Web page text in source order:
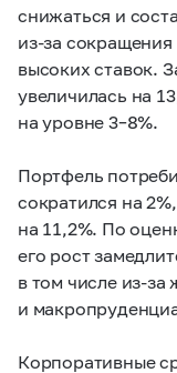
снижаться и
из-за
высоких ставок.
увеличилась на
на уровне3–8%.
Портфель
сократился на
на 11,2%. По
его рост
в том числе из-
и
Корпоративные